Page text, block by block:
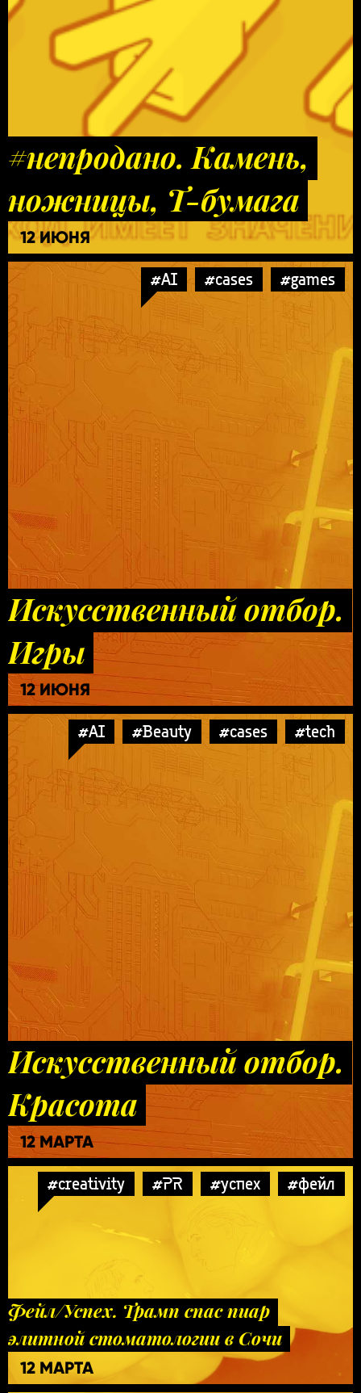
#непродано. Камень,
ножницы, Т-бумага
12 ИЮНЯ
#AI #cases #games
Искусственный отбор.
Игры
12 ИЮНЯ
#AI #Beauty #cases #tech
Искусственный отбор.
Красота
12 МАРТА
#creativity #PR #успех #фейл
Фейл/Успех. Трамп спас пиар
элитной стоматологии в Сочи
12 МАРТА